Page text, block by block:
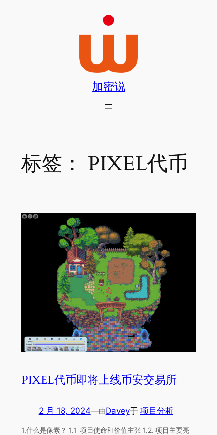
加密说
标签： PIXEL代币
PIXEL代币即将上线币安交易所
2 月 18, 2024—由Davey于 项目分析
1.什么是像素？ 1.1. 项目使命和价值主张 1.2. 项目主要亮